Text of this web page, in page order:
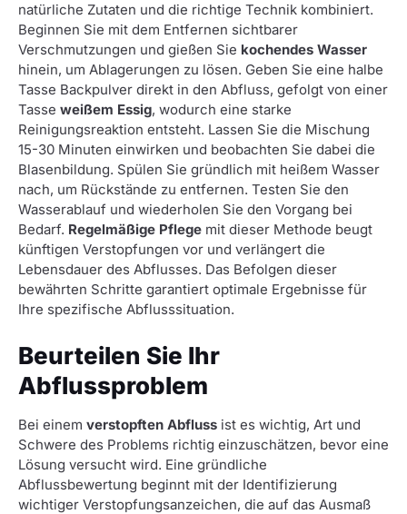
natürliche Zutaten und die richtige Technik kombiniert.
Beginnen Sie mit dem Entfernen sichtbarer
Verschmutzungen und gießen Sie kochendes Wasser
hinein, um Ablagerungen zu lösen. Geben Sie eine halbe
Tasse Backpulver direkt in den Abfluss, gefolgt von einer
Tasse weißem Essig, wodurch eine starke
Reinigungsreaktion entsteht. Lassen Sie die Mischung
15-30 Minuten einwirken und beobachten Sie dabei die
Blasenbildung. Spülen Sie gründlich mit heißem Wasser
nach, um Rückstände zu entfernen. Testen Sie den
Wasserablauf und wiederholen Sie den Vorgang bei
Bedarf. Regelmäßige Pflege mit dieser Methode beugt
künftigen Verstopfungen vor und verlängert die
Lebensdauer des Abflusses. Das Befolgen dieser
bewährten Schritte garantiert optimale Ergebnisse für
Ihre spezifische Abflusssituation.
Beurteilen Sie Ihr
Abflussproblem
Bei einem verstopften Abfluss ist es wichtig, Art und
Schwere des Problems richtig einzuschätzen, bevor eine
Lösung versucht wird. Eine gründliche
Abflussbewertung beginnt mit der Identifizierung
wichtiger Verstopfungsanzeichen, die auf das Ausmaß